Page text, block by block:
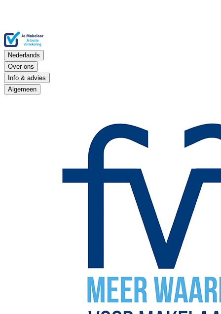
Nederlands
Over ons
Info & advies
Algemeen